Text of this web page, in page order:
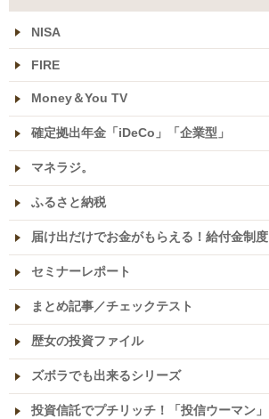
NISA
FIRE
Money＆You TV
確定拠出年金「iDeCo」「企業型」
マネラジ。
ふるさと納税
届け出だけでお金がもらえる！給付金制度
セミナーレポート
まとめ記事／チェックテスト
歴女の投資ファイル
ズボラでも出来るシリーズ
投資信託でプチリッチ！「投信ウーマン」